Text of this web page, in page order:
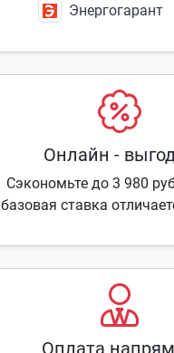
Энергогарант
Онлайн -
Сэкономьте до 3 980
базовая ставка